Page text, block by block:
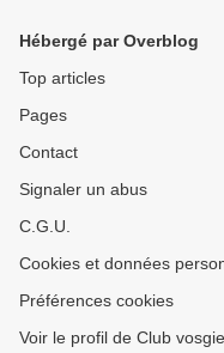
Hébergé par Overblog
Top articles
Pages
Contact
Signaler un abus
C.G.U.
Cookies et données
Préférences cookies
Voir le profil de Club